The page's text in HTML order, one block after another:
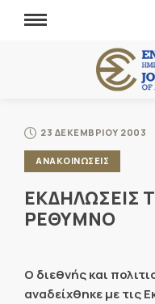
23 ΔΕΚΕΜΒΡΙΟΥ 2003
ΑΝΑΚΟΙΝΩΣΕΙΣ
ΕΚΔΗΛΩΣΕΙΣ
ΡΕΘΥΜΝΟ
Ο διεθνής και
αναδείχθηκε με τις